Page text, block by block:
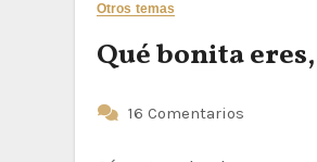
Otros temas
Qué bonita
16 Comentarios